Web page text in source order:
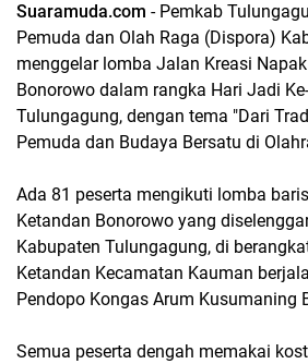
Suaramuda.com - Pemkab
Pemuda dan Olah Raga (Dispora)
menggelar lomba Jalan Kreasi
Bonorowo dalam rangka Hari Jadi
Tulungagung, dengan tema "Dari
Pemuda dan Budaya Bersatu di
Ada 81 peserta mengikuti lomba
Ketandan Bonorowo yang
Kabupaten Tulungagung, di
Ketandan Kecamatan Kauman
Pendopo Kongas Arum Kusumaning
Semua peserta dengah memakai